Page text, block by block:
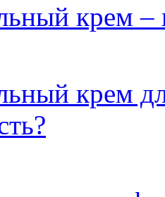
крем –
крем